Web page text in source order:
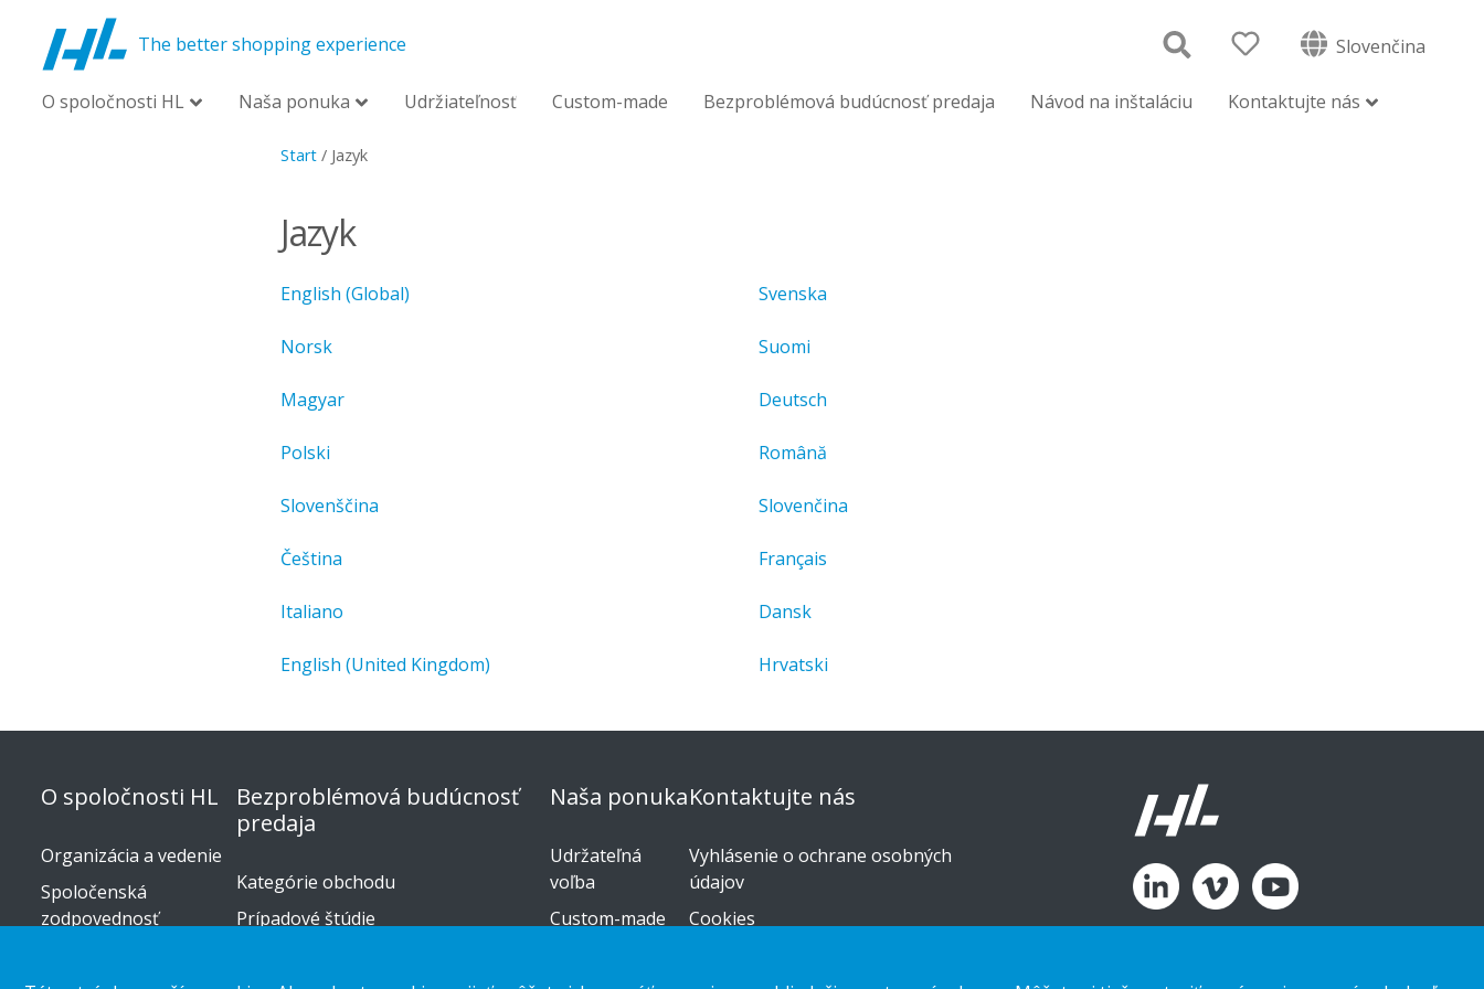
The better shopping experience Slovenčina
O spoločnosti HL Naša ponuka Udržiateľnosť Custom-made Bezproblémová budúcnosť predaja Návod na inštaláciu Kontaktujte nás
Start/ Jazyk
Jazyk
English (Global) Svenska
Norsk Suomi
Magyar Deutsch
Polski Română
Slovenščina Slovenčina
Čeština Français
Italiano Dansk
English (United Kingdom) Hrvatski
O spoločnosti HL
Organizácia a vedenie
Spoločenská
zodpovednosť
Bezproblémová budúcnosť
predaja
Kategórie obchodu
Prípadové štúdie
Naša ponuka
Udržateľná
voľba
Custom-made
inštaláciu
Kontaktujte nás
Vyhlásenie o ochrane osobných
údajov
Cookies